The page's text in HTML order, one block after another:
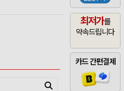
최저가를
약속드립니다
카드 간편결제